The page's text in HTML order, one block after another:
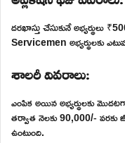
దరఖాస్తు చేసుకునే అభ్యర్థులు
Servicemen అభ్యర్థులకు
శాలరీ వివరాలు:
ఎంపిక అయిన అభ్యర్థులకు
తర్వాత నెలకు 90,000/- వరకు
ఉంటుంది.